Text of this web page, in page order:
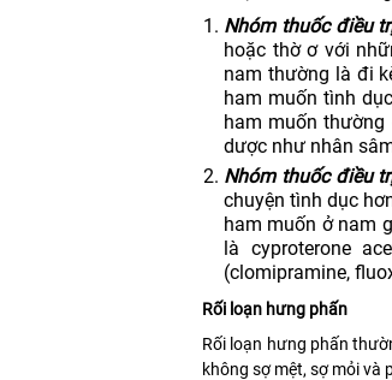
Nhóm thuốc điều
hoặc thờ ơ với
nam thường là đi
ham muốn tình
ham muốn
dược như nhân
Nhóm thuốc điều
chuyện tình dục
ham muốn ở nam
là cyproterone
(clomipramine,
Rối loạn hưng phấn
Rối loạn hưng phấn
không sợ mệt, sợ mỏi và